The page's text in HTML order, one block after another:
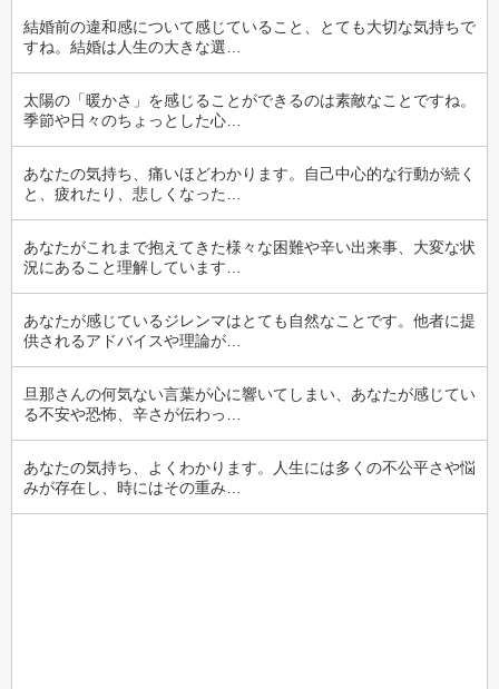
結婚前の違和感について感じていること、とても大切な気持ちで
すね。結婚は人生の大きな選…
太陽の「暖かさ」を感じることができるのは素敵なことですね。
季節や日々のちょっとした心…
あなたの気持ち、痛いほどわかります。自己中心的な行動が続く
と、疲れたり、悲しくなった…
あなたがこれまで抱えてきた様々な困難や辛い出来事、大変な状
況にあること理解しています…
あなたが感じているジレンマはとても自然なことです。他者に提
供されるアドバイスや理論が…
旦那さんの何気ない言葉が心に響いてしまい、あなたが感じてい
る不安や恐怖、辛さが伝わっ…
あなたの気持ち、よくわかります。人生には多くの不公平さや悩
みが存在し、時にはその重み…